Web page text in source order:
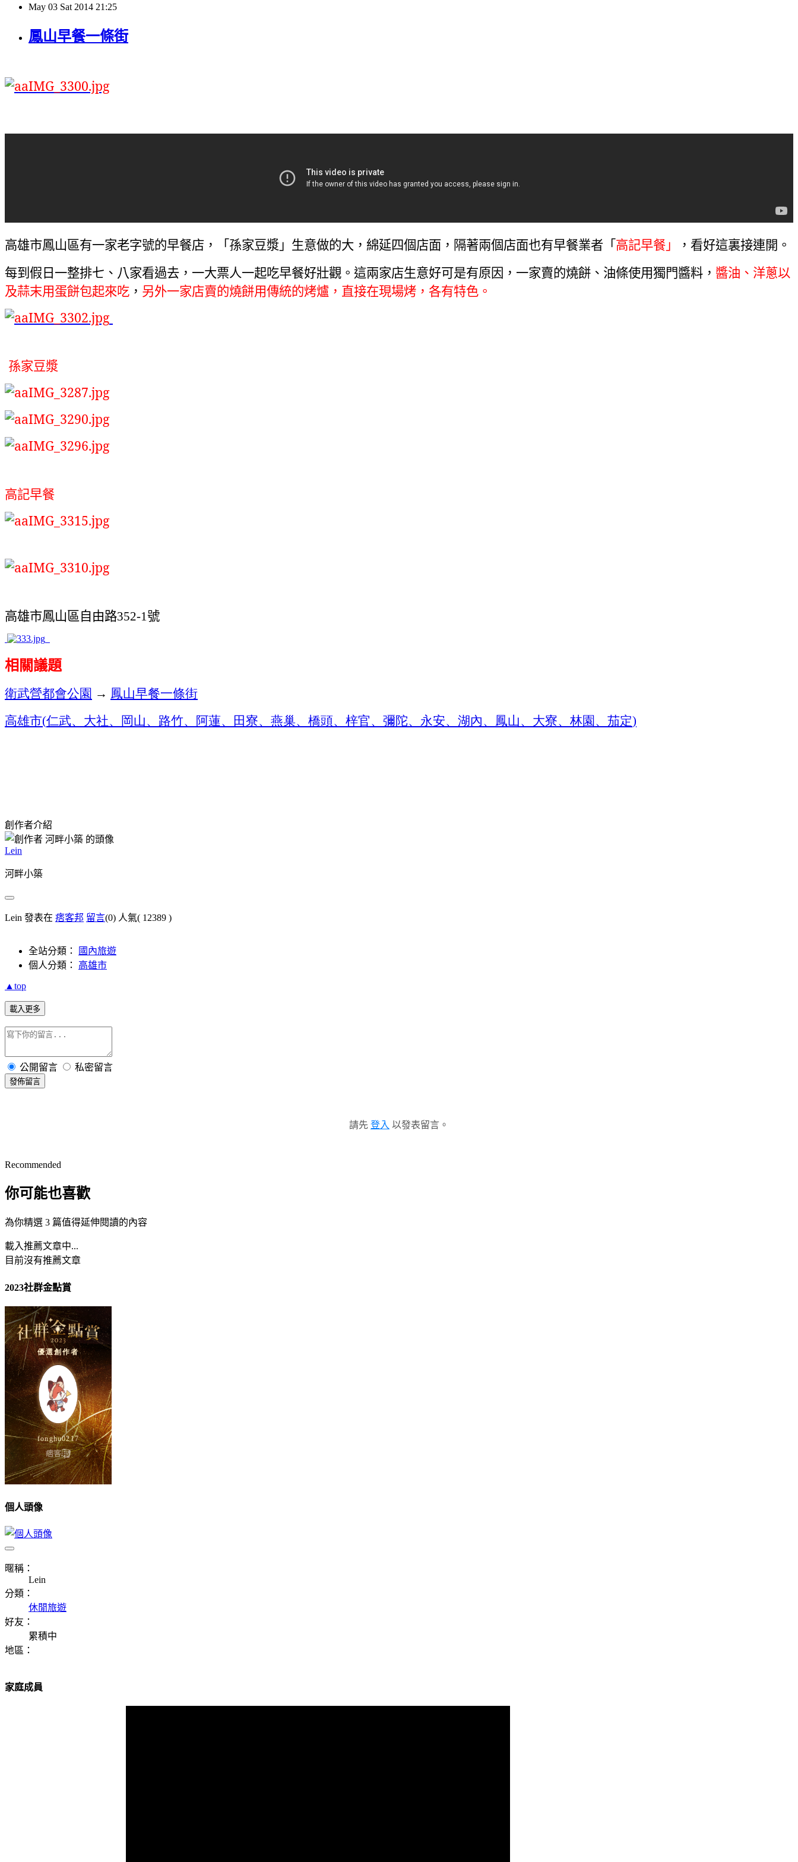
May 03 Sat 2014 21:25
鳳山早餐一條街
高雄市鳳山區有一家老字號的早餐店，「孫家豆漿」生意做的大，綿延四個店面，隔著兩個店面也有早餐業者「高記早餐」
，看好這裏接連開。
每到假日一整排七、八家看過去，一大票人一起吃早餐好壯觀。這兩家店生意好可是有原因，一家賣的燒餅、油條使用獨門醬料， 醬油、洋蔥以
及蒜末用蛋餅包起來吃 ， 另外一家店賣的燒餅用傳統的烤爐，直接在現場烤，各有特色。
孫家豆漿
高記早餐
高雄市鳳山區自由路352-1號
相關議題
衛武營都會公園 → 鳳山早餐一條街
高雄市(仁武、大社、岡山、路竹、阿蓮、田寮、燕巢、橋頭、梓官、彌陀、永安、湖內、鳳山、大寮、林園、茄定)
創作者介紹
Lein
河畔小築
Lein 發表在 痞客邦 留言(0) 人氣( 12389 )
全站分類：
國內旅遊
個人分類： 高雄市
▲top
載入更多
公開留言 私密留言
發佈留言
請先 登入 以發表留言。
Recommended
你可能也喜歡
為你精選 3 篇值得延伸閱讀的內容
載入推薦文章中...
目前沒有推薦文章
2023社群金點賞
個人頭像
暱稱：
Lein
分類：
休閒旅遊
好友：
累積中
地區：
家庭成員